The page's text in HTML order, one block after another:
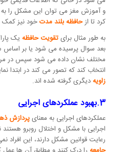
و آموزش مغز می توان این مشکل را
کرد تا ازحافظه بلند مدتخود نیز کمک
به طور مثال برایتقویت حافظهیک
بعد سوال پرسیده می شود یا بر اساس
مختلف نشان داده می شود سپس در
انتخاب کند که تصور می کند در ابتدا
زاویه دیگری گرفته شده اند.
3.بهبود عملکردهای اجرایی
عملکردهای اجرایی به معنایپردازش
اجرایی با مشکل و اختلال روبرو هستند
رعایت قوانین مشکل دارند، این افراد